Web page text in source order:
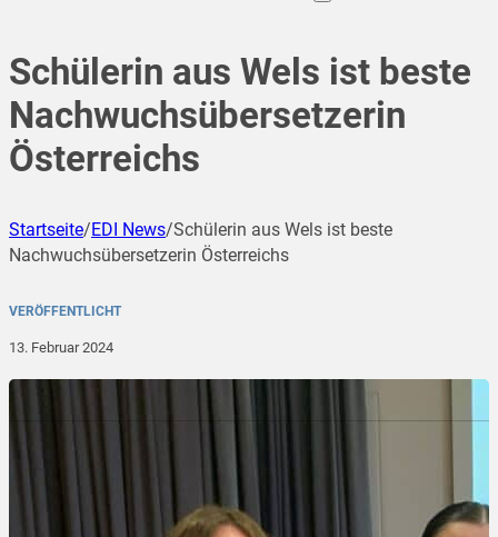
Schülerin aus Wels ist beste
Nachwuchsübersetzerin
Österreichs
Startseite/EDI News/Schülerin aus Wels ist beste
Nachwuchsübersetzerin Österreichs
VERÖFFENTLICHT
13. Februar 2024